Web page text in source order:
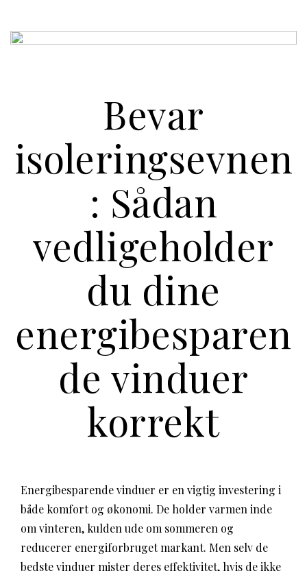
Bevar
isoleringsevnen
: Sådan
vedligeholder
du dine
energibesparen
de vinduer
korrekt
Energibesparende vinduer er en vigtig investering i
både komfort og økonomi. De holder varmen inde
om vinteren, kulden ude om sommeren og
reducerer energiforbruget markant. Men selv de
bedste vinduer mister deres effektivitet, hvis de ikke